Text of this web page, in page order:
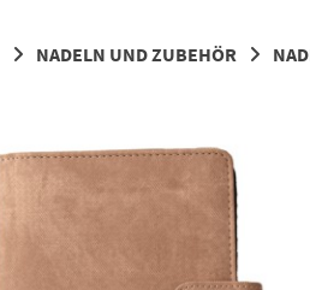
NADELN UND ZUBEHÖR